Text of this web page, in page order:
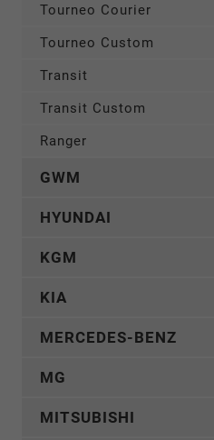
Tourneo Courier
Tourneo Custom
Transit
Transit Custom
Ranger
GWM
HYUNDAI
KGM
KIA
MERCEDES-BENZ
MG
MITSUBISHI